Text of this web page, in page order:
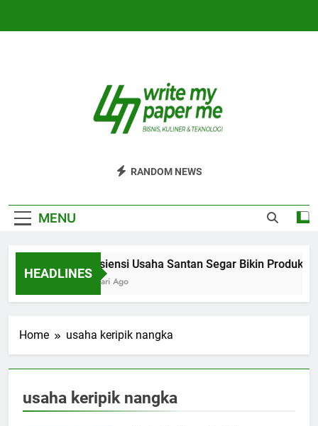
Bisnis, Kuliner, Teknologi
RANDOM NEWS
MENU
HEADLINES
Efisiensi Usaha Santan Segar Bikin Produksi
5 Hari Ago
Home usaha keripik nangka
usaha keripik nangka